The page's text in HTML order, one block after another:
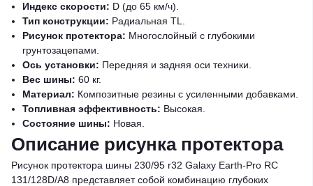
Индекс скорости: D (до 65 км/ч).
Тип конструкции: Радиальная TL.
Рисунок протектора: Многослойный с глубокими
грунтозацепами.
Ось установки: Передняя и задняя оси техники.
Вес шины: 60 кг.
Материал: Композитные резины с усиленными добавками.
Топливная эффективность: Высокая.
Состояние шины: Новая.
Описание рисунка протектора
Рисунок протектора шины 230/95 r32 Galaxy Earth-Pro RC
131/128D/A8 представляет собой комбинацию глубоких